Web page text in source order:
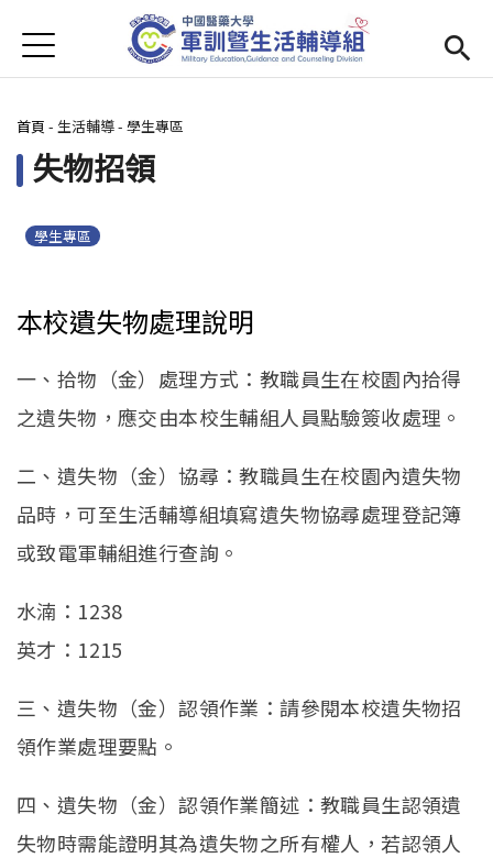
首頁
學務處首頁(link is external)
Open submenu (單位簡介)
單位簡介
最新消息
Open submenu (生活輔導)
生活輔導
活動集錦
Open submenu (相關法規及檔案下載)
相關法規及檔案下載
Jump to Navigation
Jump to Main content
您在這裡
首頁 - 生活輔導- 學生專區
失物招領
學生專區
本校遺失物處理說明
一、拾物（金）處理方式：教職員生在校園內拾得
之遺失物，應交由本校生輔組人員點驗簽收處理。
二、遺失物（金）協尋：教職員生在校園內遺失物
品時，可至生活輔導組填寫遺失物協尋處理登記簿
或致電軍輔組進行查詢。
水湳：1238
英才：1215
三、遺失物（金）認領作業：請參閱本校遺失物招
領作業處理要點。
四、遺失物（金）認領作業簡述：教職員生認領遺
失物時需能證明其為遺失物之所有權人，若認領人